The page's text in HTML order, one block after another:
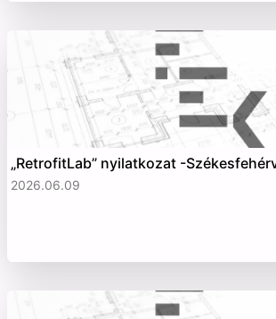
„RetrofitLab” nyilatkozat -
2026.06.09